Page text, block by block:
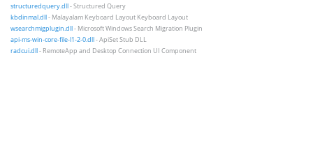
structuredquery.dll- Structured Query
kbdinmal.dll- Malayalam Keyboard Layout Keyboard Layout
wsearchmigplugin.dll- Microsoft Windows Search Migration Plugin
api-ms-win-core-file-l1-2-0.dll- ApiSet Stub DLL
radcui.dll- RemoteApp and Desktop Connection UI Component